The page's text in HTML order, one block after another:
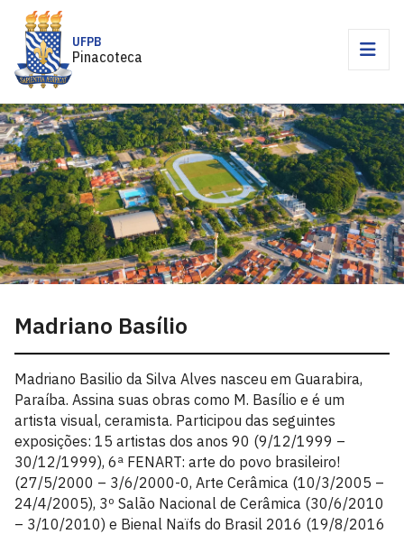
UFPB
Pinacoteca
Madriano Basílio
Madriano Basilio da Silva Alves nasceu em Guarabira,
Paraíba. Assina suas obras como M. Basílio e é um
artista visual, ceramista. Participou das seguintes
exposições: 15 artistas dos anos 90 (9/12/1999 –
30/12/1999), 6ª FENART: arte do povo brasileiro!
(27/5/2000 – 3/6/2000-0, Arte Cerâmica (10/3/2005 –
24/4/2005), 3º Salão Nacional de Cerâmica (30/6/2010
– 3/10/2010) e Bienal Naïfs do Brasil 2016 (19/8/2016